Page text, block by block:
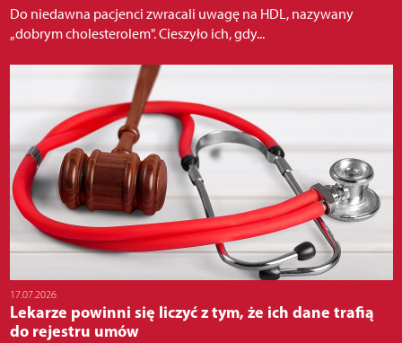
Do niedawna pacjenci zwracali uwagę na HDL, nazywany
„dobrym cholesterolem". Cieszyło ich, gdy...
17.07.2026
Lekarze powinni się liczyć z tym, że ich dane trafią
do rejestru umów